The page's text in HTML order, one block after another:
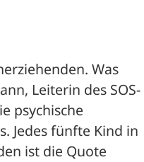
Was
Leiterin des SOS-
psychische
Jedes fünfte Kind in
ist die Quote